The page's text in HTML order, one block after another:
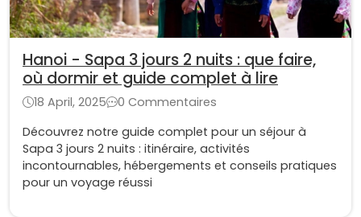
Hanoi - Sapa 3 jours 2 nuits : que faire,
où dormir et guide complet à lire
18 April, 2025
0 Commentaires
Découvrez notre guide complet pour un séjour à
Sapa 3 jours 2 nuits : itinéraire, activités
incontournables, hébergements et conseils pratiques
pour un voyage réussi